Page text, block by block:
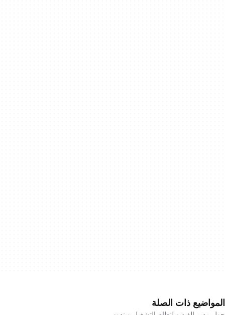
المواضيع ذات الصلة